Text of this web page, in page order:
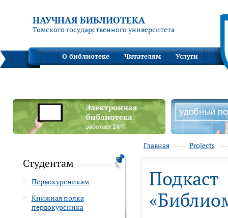
НАУЧНАЯ БИБЛИОТЕКА
Томского государственного университета
О библиотеке Читателям Услуги
Студентам
Первокурсникам
Книжная полка
первокурсника
Главная Projects
Подкаст